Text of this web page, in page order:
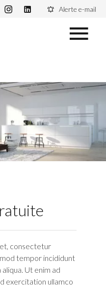
Alerte e-mail
consectetur
tempor incididunt
Ut enim ad
exercitation ullamco